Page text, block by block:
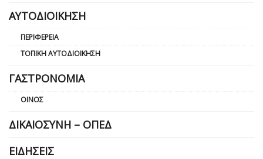
ΑΥΤΟΔΙΟΊΚΗΣΗ
ΠΕΡΙΦΈΡΕΙΑ
ΤΟΠΙΚΉ ΑΥΤΟΔΙΟΊΚΗΣΗ
ΓΑΣΤΡΟΝΟΜΊΑ
ΟΊΝΟΣ
ΔΙΚΑΙΟΣΎΝΗ – ΟΠΕΔ
ΕΙΔΉΣΕΙΣ